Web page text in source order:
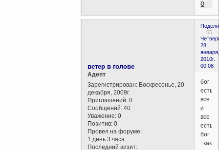
0
55
28
января,
2010г.
00:08
ветер в голове
Aдепт
Зарегистрирован: Воскресенье, 20
декабря, 2009г.
Приглашений: 0
Сообщений: 40
Уважение: 0
Позитив: 0
Провел на форуме:
1 день 3 часа
Последний визит:
бог
есть
все
и
все
есть
бог
как